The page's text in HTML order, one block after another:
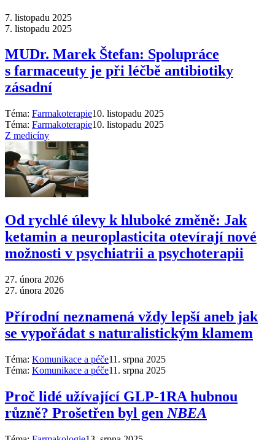
7. listopadu 2025
7. listopadu 2025
MUDr. Marek Štefan: Spolupráce
s farmaceuty je při léčbě antibiotiky
zásadní
Téma: Farmakoterapie10. listopadu 2025
Téma: Farmakoterapie10. listopadu 2025
Z medicíny
Od rychlé úlevy k hluboké změně: Jak
ketamin a neuroplasticita otevírají nové
možnosti v psychiatrii a psychoterapii
27. února 2026
27. února 2026
Přírodní neznamená vždy lepší aneb jak
se vypořádat s naturalistickým klamem
Téma: Komunikace a péče11. srpna 2025
Téma: Komunikace a péče11. srpna 2025
Proč lidé užívající GLP-1RA hubnou
různě? Prošetřen byl gen NBEA